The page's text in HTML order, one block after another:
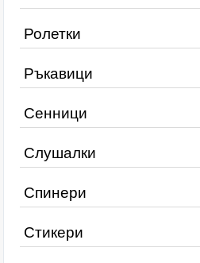
Ролетки
Ръкавици
Сенници
Слушалки
Спинери
Стикери